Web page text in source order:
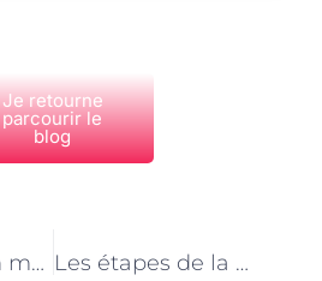
Je retourne
parcourir le
blog
Charpente en métal : quand opter pour cette solution Les étapes de la construction d’une charpente : de la conception à la réalisation